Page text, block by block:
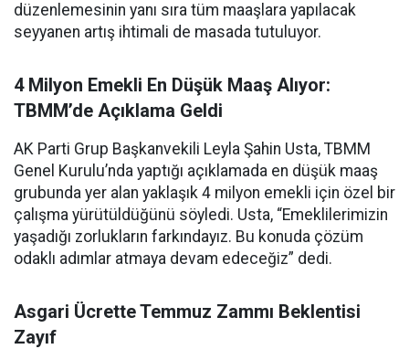
düzenlemesinin yanı sıra tüm maaşlara yapılacak
seyyanen artış ihtimali de masada tutuluyor.
4 Milyon Emekli En Düşük Maaş Alıyor:
TBMM’de Açıklama Geldi
AK Parti Grup Başkanvekili Leyla Şahin Usta, TBMM
Genel Kurulu’nda yaptığı açıklamada en düşük maaş
grubunda yer alan yaklaşık 4 milyon emekli için özel bir
çalışma yürütüldüğünü söyledi. Usta, “Emeklilerimizin
yaşadığı zorlukların farkındayız. Bu konuda çözüm
odaklı adımlar atmaya devam edeceğiz” dedi.
Asgari Ücrette Temmuz Zammı Beklentisi
Zayıf